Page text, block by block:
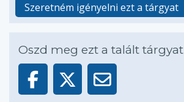
Szeretném igényelni ezt a tárgyat
Oszd meg ezt a talált tárgyat